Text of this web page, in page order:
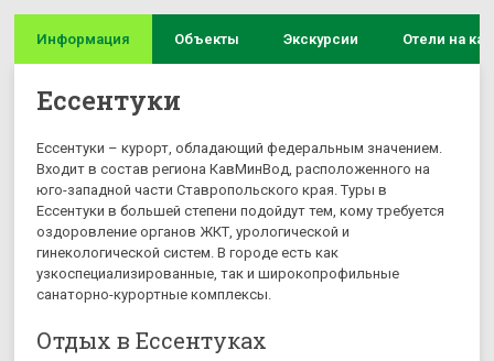
Информация Объекты Экскурсии Отели на
Ессентуки
Ессентуки – курорт, обладающий федеральным значением.
Входит в состав региона КавМинВод, расположенного на
юго-западной части Ставропольского края. Туры в
Ессентуки в большей степени подойдут тем, кому требуется
оздоровление органов ЖКТ, урологической и
гинекологической систем. В городе есть как
узкоспециализированные, так и широкопрофильные
санаторно-курортные комплексы.
Отдых в Ессентуках